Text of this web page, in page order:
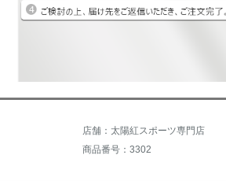
店舗：太陽紅スポーツ専門店
商品番号：3302